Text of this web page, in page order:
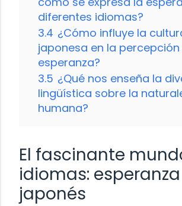
diferentes idiomas?
3.4 ¿Cómo influye la
japonesa en la percepción
esperanza?
3.5 ¿Qué nos enseña la
lingüística sobre la
humana?
El fascinante
idiomas:
japonés